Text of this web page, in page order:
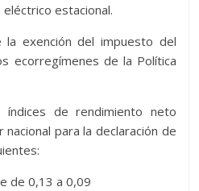
estacional.
la exención del impuesto del
ecorregímenes de la Política
índices de rendimiento neto
para la declaración de
de 0,13 a 0,09